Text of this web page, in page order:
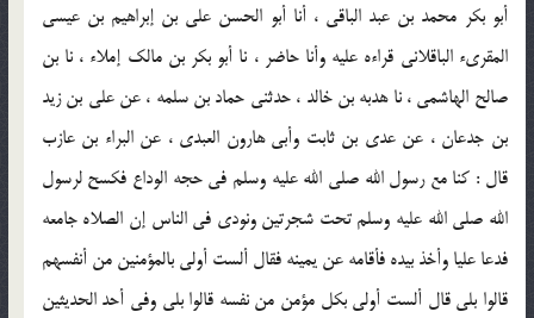
أبو بکر محمد بن عبد الباقی‌ ، أنا أبو الحسن علی بن إبراهیم بن عیسى
المقرىء الباقلانی قراءه علیه وأنا حاضر ، نا أبو بکر بن مالک إملاء ، نا بن
صالح الهاشمی ، نا هدبه بن خالد ، حدثنی حماد بن سلمه ، عن علی بن زید
بن جدعان ، عن عدی بن ثابت وأبی هارون العبدی ، عن البراء بن عازب
قال : کنا مع رسول الله صلى الله علیه وسلم فی حجه الوداع فکسح لرسول
الله صلى الله علیه وسلم تحت شجرتین ونودی فی الناس إن الصلاه جامعه
فدعا علیا وأخذ بیده فأقامه عن یمینه فقال ألست أولى بالمؤمنین من أنفسهم
قالوا بلى قال ألست أولى بکل مؤمن من نفسه قالوا بلى وفی أحد الحدیثین